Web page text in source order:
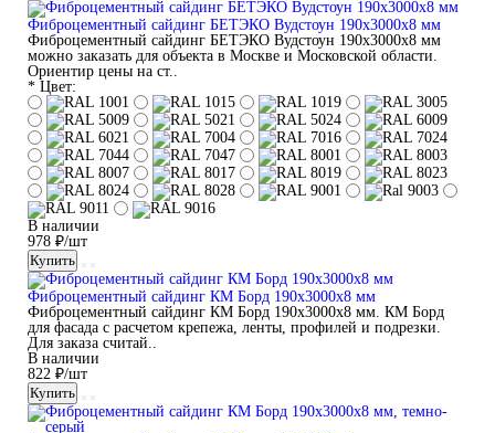
Фиброцементный сайдинг БЕТЭКО Вудстоун 190x3000x8 мм
Фиброцементный сайдинг БЕТЭКО Вудстоун 190x3000x8 мм
можно заказать для объекта в Москве и Московской области.
Ориентир цены на ст..
* Цвет:
В наличии
978 ₽/шт
Купить
Фиброцементный сайдинг КМ Борд 190x3000x8 мм
Фиброцементный сайдинг КМ Борд 190x3000x8 мм. КМ Борд
для фасада с расчетом крепежа, ленты, профилей и подрезки.
Для заказа считай..
В наличии
822 ₽/шт
Купить